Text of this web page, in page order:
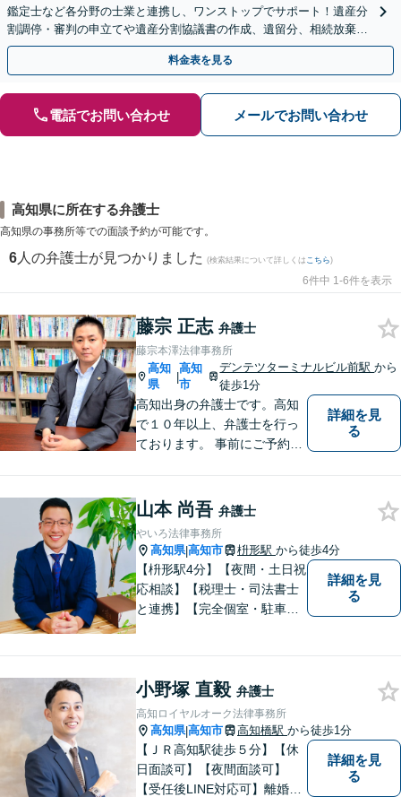
鑑定士など各分野の士業と連携し、ワンストップでサポート！遺産分
割調停・審判の申立てや遺産分割協議書の作成、遺留分、相続放棄、
遺言書など幅広いご相談に対応【オンライン面談OK】
料金表を見る
電話でお問い合わせ メールでお問い合わせ
高知県に所在する弁護士
高知県の事務所等での面談予約が可能です。
6 人の弁護士が見つかりました (検索結果について詳しくは こちら)
6件中 1-6件を表示
藤宗 正志 弁護士
藤宗本澤法律事務所
高知
県
|
高知
市
デンテツターミナルビル前駅から
徒歩1分
高知出身の弁護士です。高知
で１０年以上、弁護士を行っ
ております。 事前にご予約を
詳細を見
る
山本 尚吾 弁護士
やいろ法律事務所
高知県|高知市 枡形駅 から徒歩4分
【枡形駅4分】【夜間・土日祝
応相談】【税理士・司法書士
と連携】【完全個室・駐車場
い説明と親身な対応で納得の
いく解決を目指します。最後
まで粘り強くサポートいたし
ます。
詳細を見
る
小野塚 直毅 弁護士
高知ロイヤルオーク法律事務所
高知県|高知市 高知橋駅 から徒歩1分
【ＪＲ高知駅徒歩５分】【休
日面談可】【夜間面談可】
【受任後LINE対応可】離婚、
詳細を見
る